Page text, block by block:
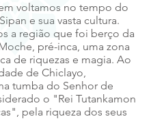
voltamos no tempo do
e sua vasta cultura.
a região que foi berço da
pré-inca, uma zona
de riquezas e magia. Ao
de Chiclayo,
tumba do Senhor de
o "Rei Tutankamon
pela riqueza dos seus